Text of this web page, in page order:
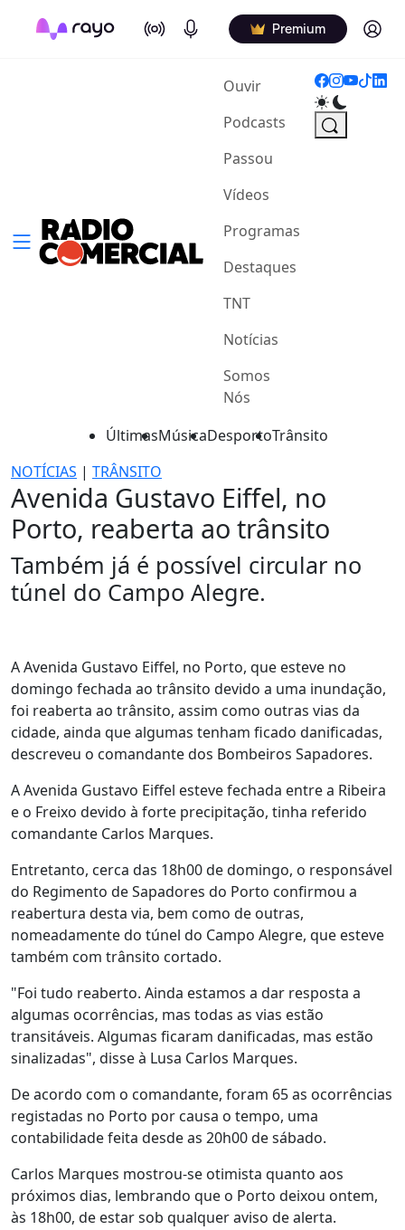
On Air Podcasts Premium Log in
Ouvir(current)
Podcasts
Passou
Vídeos
Programas
Destaques
TNT
Notícias
Somos
Nós
ÚltimasMúsicaDesportoTrânsito
NOTÍCIAS | TRÂNSITO
Avenida Gustavo Eiffel, no
Porto, reaberta ao trânsito
Também já é possível circular no
túnel do Campo Alegre.
A Avenida Gustavo Eiffel, no Porto, que esteve no
domingo fechada ao trânsito devido a uma inundação,
foi reaberta ao trânsito, assim como outras vias da
cidade, ainda que algumas tenham ficado danificadas,
descreveu o comandante dos Bombeiros Sapadores.
A Avenida Gustavo Eiffel esteve fechada entre a Ribeira
e o Freixo devido à forte precipitação, tinha referido
comandante Carlos Marques.
Entretanto, cerca das 18h00 de domingo, o responsável
do Regimento de Sapadores do Porto confirmou a
reabertura desta via, bem como de outras,
nomeadamente do túnel do Campo Alegre, que esteve
também com trânsito cortado.
"Foi tudo reaberto. Ainda estamos a dar resposta a
algumas ocorrências, mas todas as vias estão
transitáveis. Algumas ficaram danificadas, mas estão
sinalizadas", disse à Lusa Carlos Marques.
De acordo com o comandante, foram 65 as ocorrências
registadas no Porto por causa o tempo, uma
contabilidade feita desde as 20h00 de sábado.
Carlos Marques mostrou-se otimista quanto aos
próximos dias, lembrando que o Porto deixou ontem,
às 18h00, de estar sob qualquer aviso de alerta.